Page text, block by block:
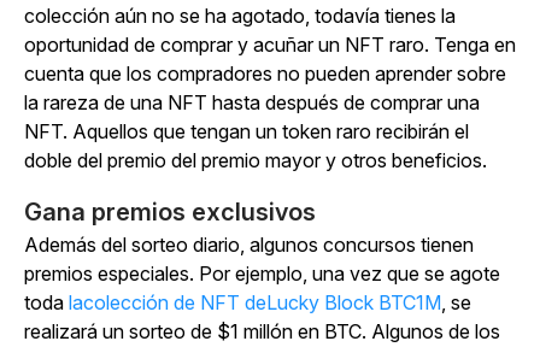
colección aún no se ha agotado, todavía tienes la
oportunidad de comprar y acuñar un NFT raro. Tenga en
cuenta que los compradores no pueden aprender sobre
la rareza de una NFT hasta después de comprar una
NFT. Aquellos que tengan un token raro recibirán el
doble del premio del premio mayor y otros beneficios.
Gana premios exclusivos
Además del sorteo diario, algunos concursos tienen
premios especiales. Por ejemplo, una vez que se agote
toda lacolección de NFT deLucky Block BTC1M, se
realizará un sorteo de $1 millón en BTC. Algunos de los